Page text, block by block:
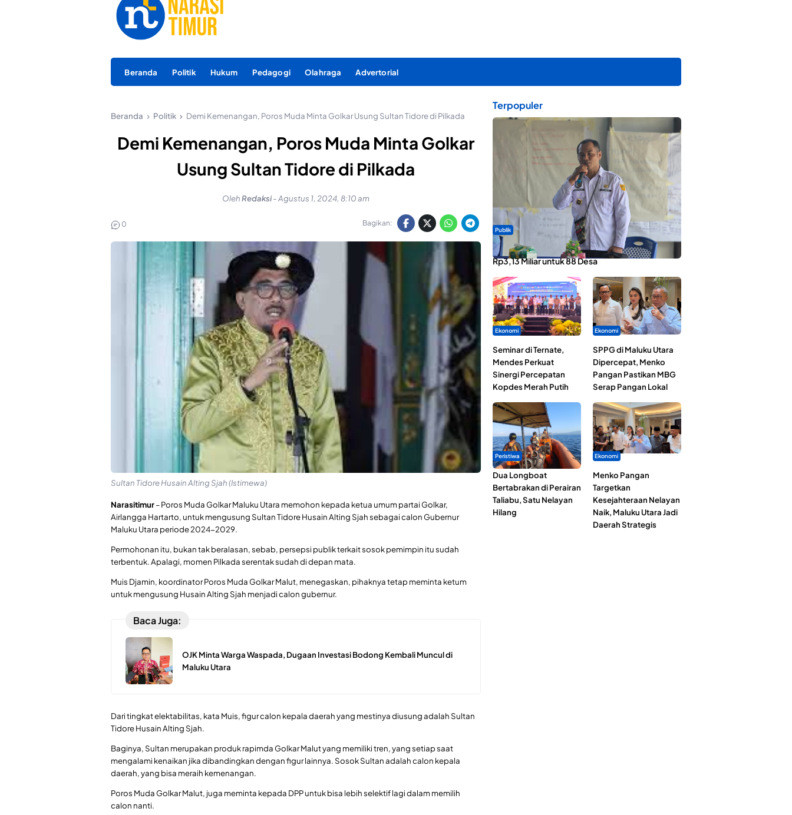
Beranda Politik Hukum Pedagogi Olahraga Advertorial
Beranda Politik Demi Kemenangan, Poros Muda Minta Golkar Usung Sultan Tidore di Pilkada
Demi Kemenangan, Poros Muda Minta Golkar
Usung Sultan Tidore di Pilkada
OlehRedaksi-Agustus 1, 2024, 8:10 am
0 Bagikan:
Sultan Tidore Husain Alting Sjah (Istimewa)
Narasitimur– Poros Muda Golkar Maluku Utara memohon kepada ketua umum partai Golkar,
Airlangga Hartarto, untuk mengusung Sultan Tidore Husain Alting Sjah sebagai calon Gubernur
Maluku Utara periode 2024-2029.
Permohonan itu, bukan tak beralasan, sebab, persepsi publik terkait sosok pemimpin itu sudah
terbentuk. Apalagi, momen Pilkada serentak sudah di depan mata.
Muis Djamin, koordinator Poros Muda Golkar Malut, menegaskan, pihaknya tetap meminta ketum
untuk mengusung Husain Alting Sjah menjadi calon gubernur.
Baca Juga:
OJK Minta Warga Waspada, Dugaan Investasi Bodong Kembali Muncul di
Maluku Utara
Dari tingkat elektabilitas, kata Muis, figur calon kepala daerah yang mestinya diusung adalah Sultan
Tidore Husain Alting Sjah.
Baginya, Sultan merupakan produk rapimda Golkar Malut yang memiliki tren, yang setiap saat
mengalami kenaikan jika dibandingkan dengan figur lainnya. Sosok Sultan adalah calon kepala
daerah, yang bisa meraih kemenangan.
Poros Muda Golkar Malut, juga meminta kepada DPP untuk bisa lebih selektif lagi dalam memilih
calon nanti.
Terpopuler
Publik
ABDESI Morotai Apresiasi Penyaluran ADD
Rp3,13 Miliar untuk 88 Desa
Ekonomi
Seminar di Ternate,
Mendes Perkuat
Sinergi Percepatan
Kopdes Merah Putih
Ekonomi
SPPG di Maluku Utara
Dipercepat, Menko
Pangan Pastikan MBG
Serap Pangan Lokal
Peristiwa
Dua Longboat
Bertabrakan di Perairan
Taliabu, Satu Nelayan
Hilang
Ekonomi
Menko Pangan
Targetkan
Kesejahteraan Nelayan
Naik, Maluku Utara Jadi
Daerah Strategis